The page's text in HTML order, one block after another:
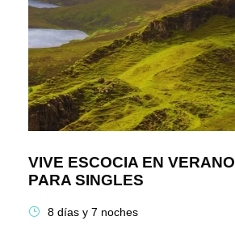
VIVE ESCOCIA EN VERANO
PARA SINGLES
8 días y 7 noches